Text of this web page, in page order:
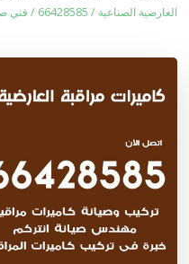
العارضية الصناعية / 66428585 / فني صيانة وتركيب كاميرات المراقبة